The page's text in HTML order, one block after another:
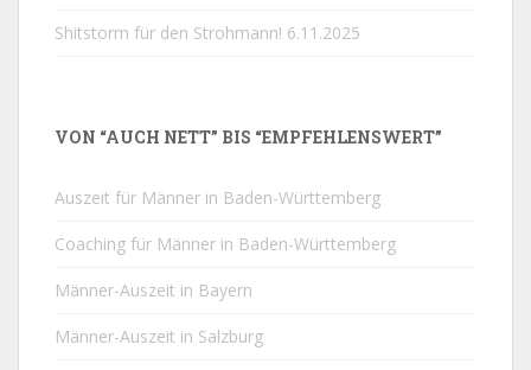
Shitstorm für den Strohmann! 6.11.2025
VON “AUCH NETT” BIS “EMPFEHLENSWERT”
Auszeit für Männer in Baden-Württemberg
Coaching für Männer in Baden-Württemberg
Männer-Auszeit in Bayern
Männer-Auszeit in Salzburg